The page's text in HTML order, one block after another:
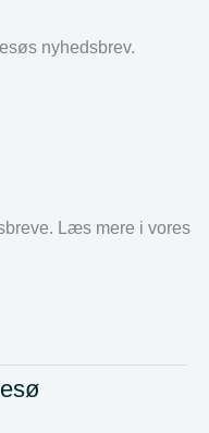
nyhedsbrev.
Læs mere i vores